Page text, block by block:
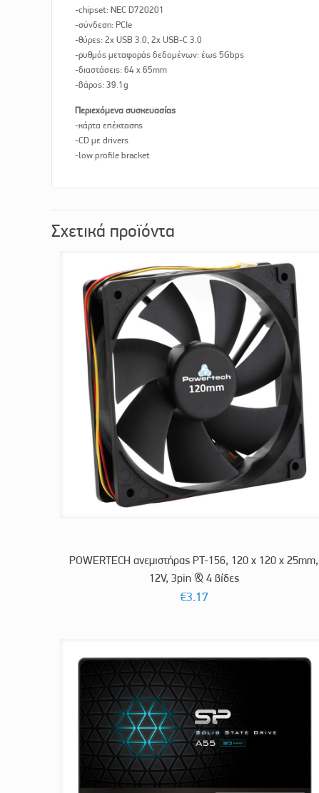
-chipset: NEC D720201
-σύνδεση: PCIe
-θύρες: 2x USB 3.0, 2x USB-C 3.0
-ρυθμός μεταφοράς δεδομένων: έως 5Gbps
-διαστάσεις: 64 x 65mm
-βάρος: 39.1g
Περιεχόμενα συσκευασίας
-κάρτα επέκτασης
-CD με drivers
-low profile bracket
Σχετικά προϊόντα
POWERTECH ανεμιστήρας PT-156, 120 x 120 x 25mm,
12V, 3pin & 4 βίδες
€3.17